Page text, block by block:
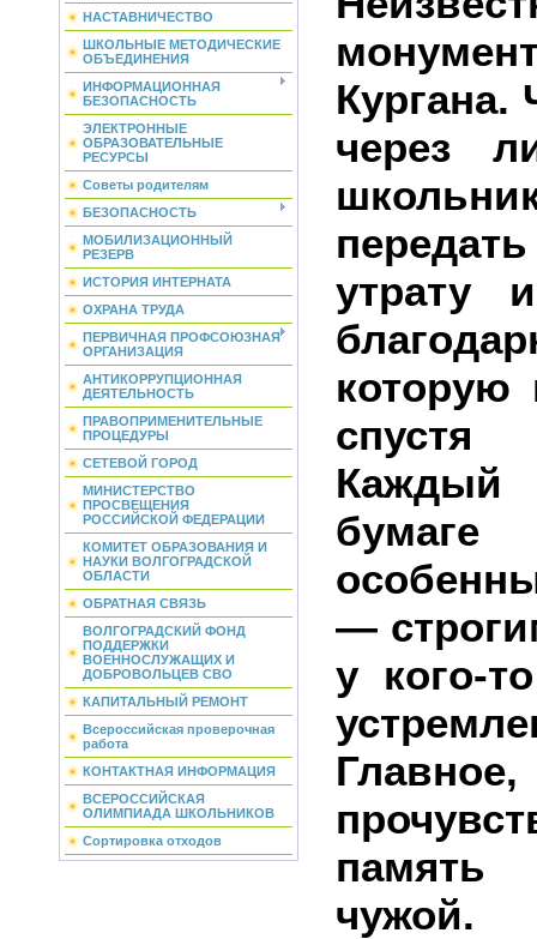
НАСТАВНИЧЕСТВО
ШКОЛЬНЫЕ МЕТОДИЧЕСКИЕ
ОБЪЕДИНЕНИЯ
ИНФОРМАЦИОННАЯ
БЕЗОПАСНОСТЬ
ЭЛЕКТРОННЫЕ
ОБРАЗОВАТЕЛЬНЫЕ
РЕСУРСЫ
Советы родителям
БЕЗОПАСНОСТЬ
МОБИЛИЗАЦИОННЫЙ
РЕЗЕРВ
ИСТОРИЯ ИНТЕРНАТА
ОХРАНА ТРУДА
ПЕРВИЧНАЯ ПРОФСОЮЗНАЯ
ОРГАНИЗАЦИЯ
АНТИКОРРУПЦИОННАЯ
ДЕЯТЕЛЬНОСТЬ
ПРАВОПРИМЕНИТЕЛЬНЫЕ
ПРОЦЕДУРЫ
СЕТЕВОЙ ГОРОД
МИНИСТЕРСТВО
ПРОСВЕЩЕНИЯ
РОССИЙСКОЙ ФЕДЕРАЦИИ
КОМИТЕТ ОБРАЗОВАНИЯ И
НАУКИ ВОЛГОГРАДСКОЙ
ОБЛАСТИ
ОБРАТНАЯ СВЯЗЬ
ВОЛГОГРАДСКИЙ ФОНД
ПОДДЕРЖКИ
ВОЕННОСЛУЖАЩИХ И
ДОБРОВОЛЬЦЕВ СВО
КАПИТАЛЬНЫЙ РЕМОНТ
Всероссийская проверочная
работа
КОНТАКТНАЯ ИНФОРМАЦИЯ
ВСЕРОССИЙСКАЯ
ОЛИМПИАДА ШКОЛЬНИКОВ
Сортировка отходов
Кургана.
через
утрату
которую
спустя
Каждый
—
у кого-
чужой.